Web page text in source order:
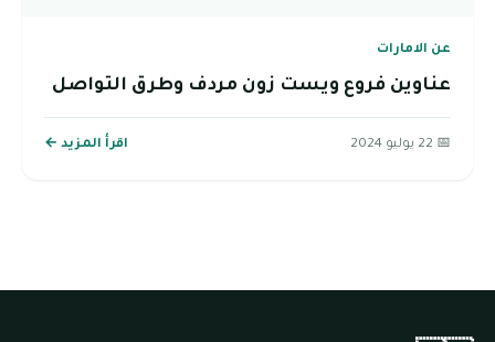
عن الامارات
عناوين فروع ويست زون مردف وطرق التواصل
📅 22 يوليو 2024 اقرأ المزيد ←